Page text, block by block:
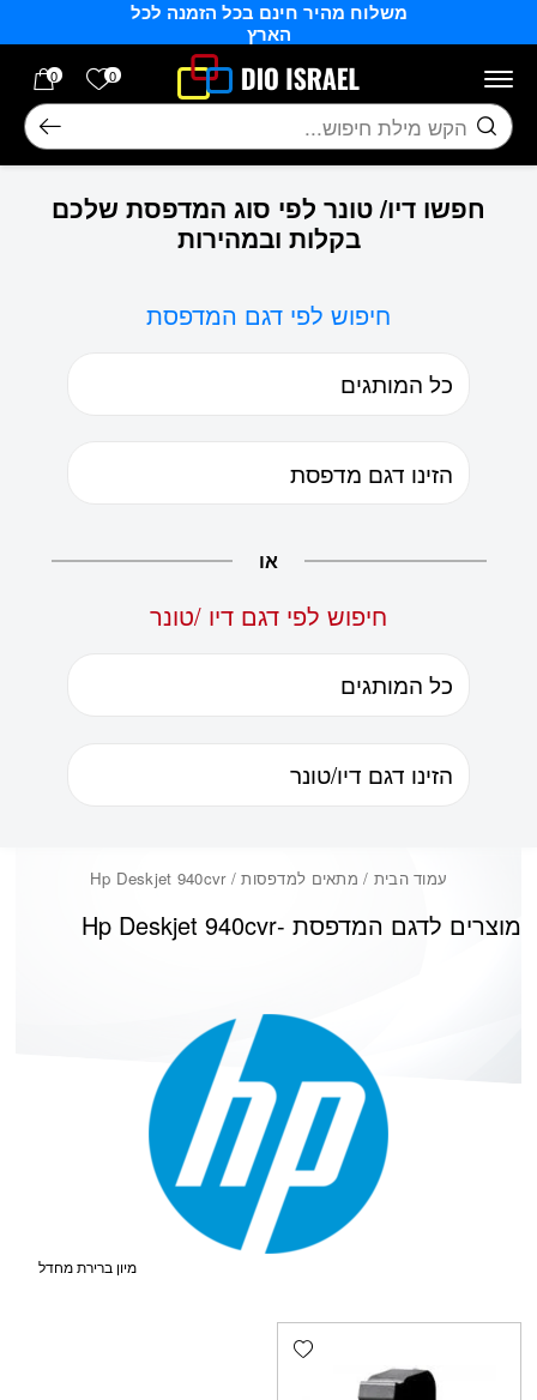
משלוח מהיר חינם בכל הזמנה לכל
הארץ
0 הרשימה
0
חיפוש
חפשו דיו/ טונר לפי סוג המדפסת שלכם
בקלות ובמהירות
חיפוש לפי דגם המדפסת
או
חיפוש לפי דגם דיו /טונר
עמוד הבית / מתאים למדפסות / Hp Deskjet 940cvr
Hp Deskjet 940cvrמוצרים לדגם המדפסת -
Add wishlist